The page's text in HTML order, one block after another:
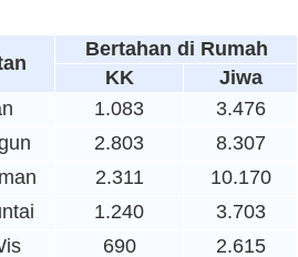
Bertahan di Rumah
KK
Jiwa
1.083 3.476
2.803 8.307
2.311 10.170
1.240 3.703
690 2.615